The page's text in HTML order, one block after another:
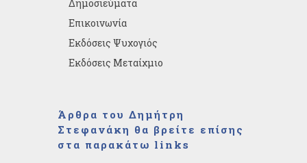
Δημοσιεύματα
Επικοινωνία
Εκδόσεις Ψυχογιός
Εκδόσεις Μεταίχμιο
Άρθρα του Δημήτρη
Στεφανάκη θα βρείτε επίσης
στα παρακάτω links